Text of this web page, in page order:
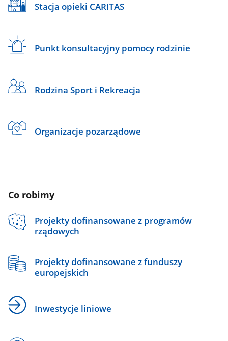
Stacja opieki CARITAS
Punkt konsultacyjny pomocy rodzinie
Rodzina Sport i Rekreacja
Organizacje pozarządowe
Co robimy
Projekty dofinansowane z programów
rządowych
Projekty dofinansowane z funduszy
europejskich
Inwestycje liniowe